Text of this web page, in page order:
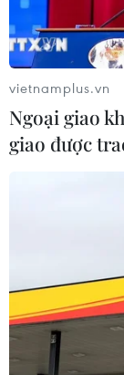
vietnamplus.vn
Ngoại giao
giao được